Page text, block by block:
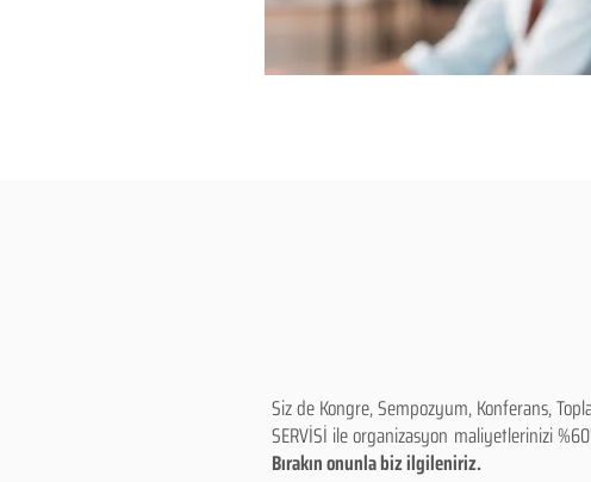
Siz de Kongre, Sempozyum, Konferans,
SERVİSİ ile organizasyon maliyetlerinizi
Bırakın onunla biz ilgileniriz.